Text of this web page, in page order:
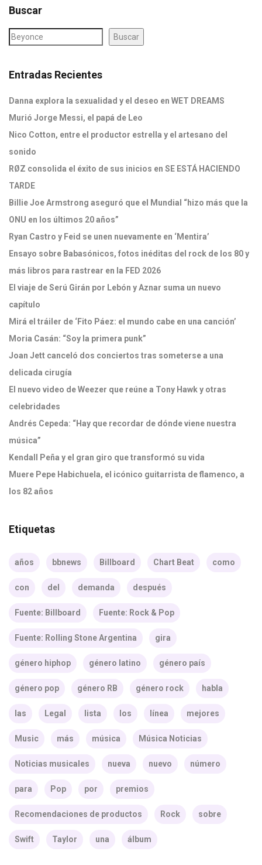
Buscar
Buscar
Entradas Recientes
Danna explora la sexualidad y el deseo en WET DREAMS
Murió Jorge Messi, el papá de Leo
Nico Cotton, entre el productor estrella y el artesano del
sonido
RØZ consolida el éxito de sus inicios en SE ESTÁ HACIENDO
TARDE
Billie Joe Armstrong aseguró que el Mundial “hizo más que la
ONU en los últimos 20 años”
Ryan Castro y Feid se unen nuevamente en ‘Mentira’
Ensayo sobre Babasónicos, fotos inéditas del rock de los 80 y
más libros para rastrear en la FED 2026
El viaje de Serú Girán por Lebón y Aznar suma un nuevo
capítulo
Mirá el tráiler de ‘Fito Páez: el mundo cabe en una canción’
Moria Casán: “Soy la primera punk”
Joan Jett canceló dos conciertos tras someterse a una
delicada cirugía
El nuevo video de Weezer que reúne a Tony Hawk y otras
celebridades
Andrés Cepeda: “Hay que recordar de dónde viene nuestra
música”
Kendall Peña y el gran giro que transformó su vida
Muere Pepe Habichuela, el icónico guitarrista de flamenco, a
los 82 años
Etiquetas
años bbnews Billboard Chart Beat como
con del demanda después
Fuente: Billboard Fuente: Rock & Pop
Fuente: Rolling Stone Argentina gira
género hiphop género latino género país
género pop género RB género rock habla
las Legal lista los línea mejores
Music más música Música Noticias
Noticias musicales nueva nuevo número
para Pop por premios
Recomendaciones de productos Rock sobre
Swift Taylor una álbum